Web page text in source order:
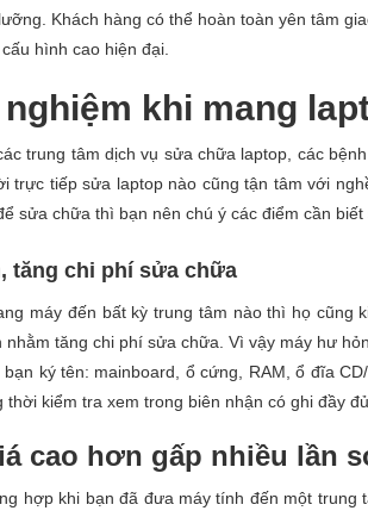
Khách hàng có thể hoàn toàn yên tâm
hình cao hiện đại.
khi mang
trung tâm dịch vụ sửa chữa laptop, các
trực tiếp sửa laptop nào cũng tận tâm với
sửa chữa thì bạn nên chú ý các điểm cần
tăng chi phí sửa chữa
máy đến bất kỳ trung tâm nào thì họ cũng
nhằm tăng chi phí sửa chữa. Vì vậy máy hư
ký tên: mainboard, ổ cứng, RAM, ổ đĩa
thời kiểm tra xem trong biên nhận có ghi đầy
cao hơn gấp nhiều lần
hợp khi bạn đã đưa máy tính đến một